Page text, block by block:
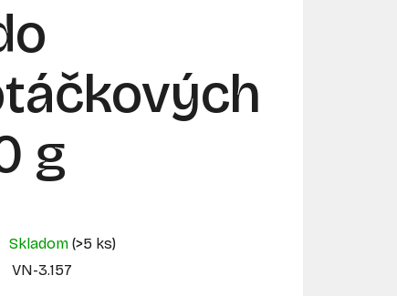
g
Skladom (>5 ks)
VN-3.157